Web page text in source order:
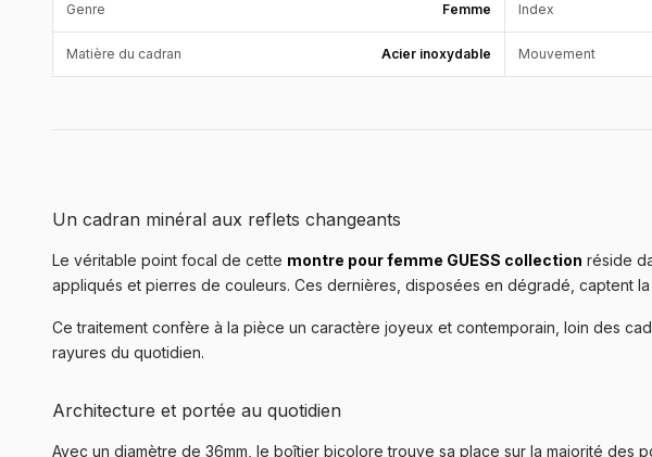
Genre Femme Index
Matière du cadran Acier inoxydable Mouvement
Un cadran minéral aux reflets changeants
Le véritable point focal de cette montre pour femme GUESS collection réside
appliqués et pierres de couleurs. Ces dernières, disposées en dégradé, captent
Ce traitement confère à la pièce un caractère joyeux et contemporain, loin des
rayures du quotidien.
Architecture et portée au quotidien
Avec un diamètre de 36mm, le boîtier bicolore trouve sa place sur la majorité des